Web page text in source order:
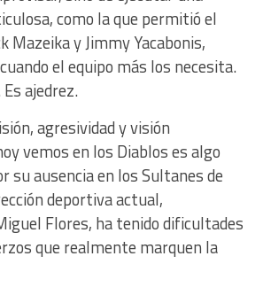
como la que permitió el
Mazeika y Jimmy Yacabonis,
el equipo más los necesita.
ajedrez.
agresividad y visión
vemos en los Diablos es algo
su ausencia en los Sultanes de
deportiva actual,
Flores, ha tenido dificultades
que realmente marquen la